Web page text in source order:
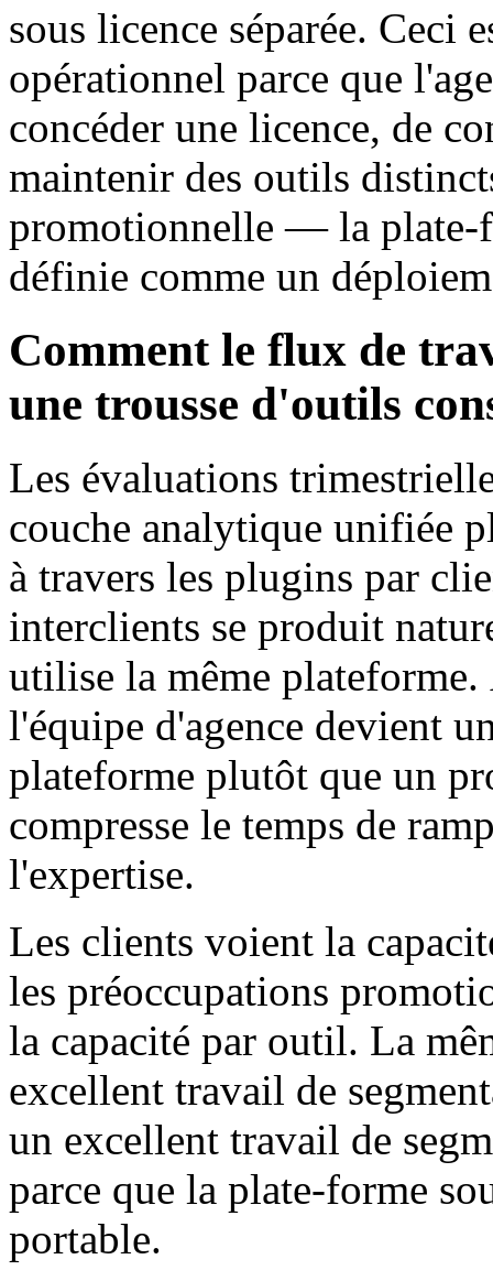
sous licence séparée. Ceci
opérationnel parce que
concéder une licence, de
maintenir des outils
promotionnelle — la plate-
définie comme un
Comment le flux de
une trousse d'outils
Les évaluations
couche analytique unifiée
à travers les plugins par
interclients se produit
utilise la même
l'équipe d'agence devient
plateforme plutôt que un
compresse le temps de
l'expertise.
Les clients voient la
les préoccupations
la capacité par outil. La
excellent travail de
un excellent travail de
parce que la plate-forme
portable.